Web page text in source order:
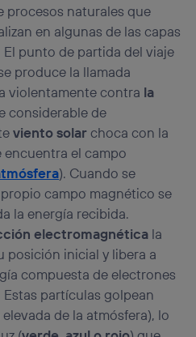
procesos naturales que
en algunas de las capas
punto de partida del viaje
produce la llamada
violentamente contra la
considerable de
viento solarchoca con la
encuentra el campo
). Cuando se
propio campo magnético se
la energía recibida.
electromagnética la
posición inicial y libera a
compuesta de electrones
partículas golpean
de la atmósfera), lo